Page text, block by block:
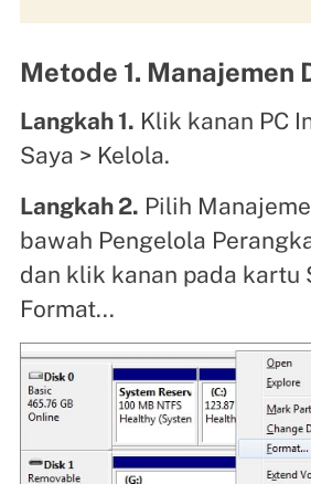
Metode 1. Manajemen
Langkah 1. Klik kanan PC
Saya > Kelola.
Langkah 2. Pilih
bawah Pengelola
dan klik kanan pada kartu
Format...